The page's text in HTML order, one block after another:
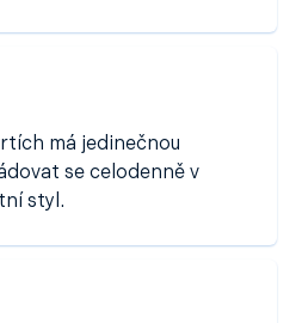
kde se budete cítit
zaujmounejlevnější letenky
rezervovat online.
má jedinečnou
se celodenně v
styl.